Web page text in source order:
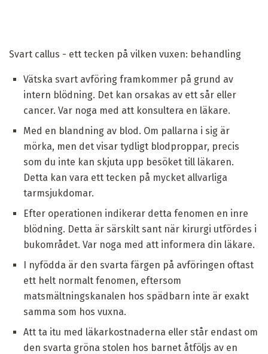
Svart callus - ett tecken på vilken vuxen: behandling
Vätska svart avföring framkommer på grund av
intern blödning. Det kan orsakas av ett sår eller
cancer. Var noga med att konsultera en läkare.
Med en blandning av blod. Om pallarna i sig är
mörka, men det visar tydligt blodproppar, precis
som du inte kan skjuta upp besöket till läkaren.
Detta kan vara ett tecken på mycket allvarliga
tarmsjukdomar.
Efter operationen indikerar detta fenomen en inre
blödning. Detta är särskilt sant när kirurgi utfördes i
bukområdet. Var noga med att informera din läkare.
I nyfödda är den svarta färgen på avföringen oftast
ett helt normalt fenomen, eftersom
matsmältningskanalen hos spädbarn inte är exakt
samma som hos vuxna.
Att ta itu med läkarkostnaderna eller står endast om
den svarta gröna stolen hos barnet åtföljs av en